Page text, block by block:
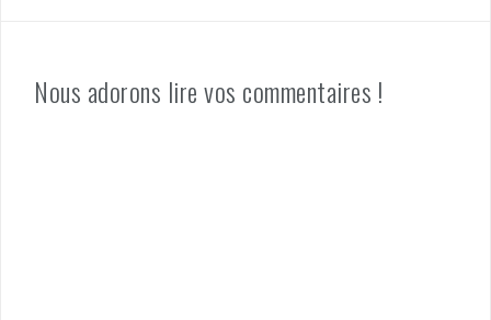
Nous adorons lire vos commentaires !